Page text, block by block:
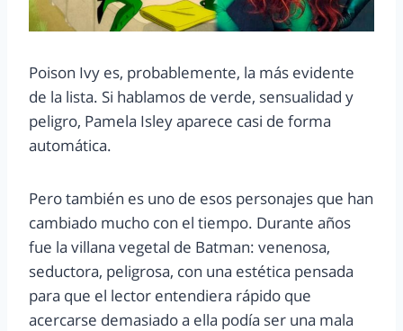
Poison Ivy es, probablemente, la más evidente
de la lista. Si hablamos de verde, sensualidad y
peligro, Pamela Isley aparece casi de forma
automática.
Pero también es uno de esos personajes que han
cambiado mucho con el tiempo. Durante años
fue la villana vegetal de Batman: venenosa,
seductora, peligrosa, con una estética pensada
para que el lector entendiera rápido que
acercarse demasiado a ella podía ser una mala